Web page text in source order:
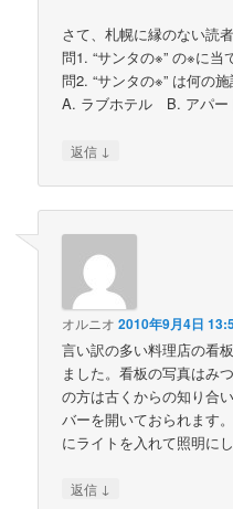
さて、札幌に縁のない読者
問1. “サンタの※” の※に当
問2. “サンタの※” は何の
A. ラブホテル B. アパ
返信 ↓
オルニオ 2010年9月4日
言い訳の多い料理店の看
ました。看板の写真はみ
の方は古くからの知り合
バーを開いておられます
にライトを入れて照明にし
返信 ↓